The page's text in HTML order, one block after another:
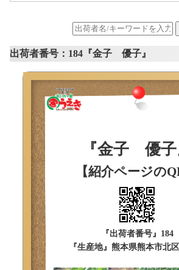
出荷者番号：184『金子 優子』
『金子 優子
【紹介ページの
『出荷者番号』184
『生産地』熊本県熊本市北区